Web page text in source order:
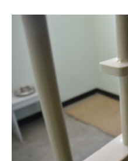
Pen
son
mandat
conseillè...
Prisons
quartiers
de
lutte
contre
la
criminalité